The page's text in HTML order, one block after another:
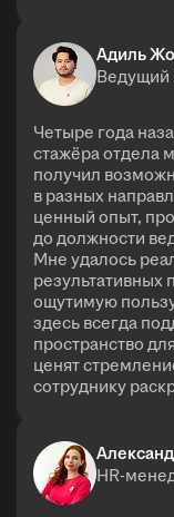
Адиль
Ведущий
Четыре года
стажёра отдела
получил
в разных
ценный опыт,
до должности
Мне удалось
результативных
ощутимую
здесь всегда
пространство
ценят
сотруднику
HR-